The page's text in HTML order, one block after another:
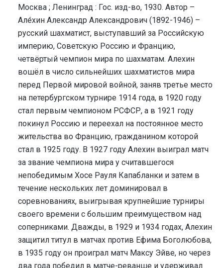
Москва ; Ленинград : Гос. изд-во, 1930. Автор –
Але́хин Александр Александрович (1892-1946) –
русский шахматист, выступавший за Российскую
империю, Советскую Россию и Францию,
четвёртый чемпион мира по шахматам. Алехин
вошёл в число сильнейших шахматистов мира
перед Первой мировой войной, заняв третье место
на петербургском турнире 1914 года, в 1920 году
стал первым чемпионом РСФСР, а в 1921 году
покинул Россию и переехал на постоянное место
жительства во Францию, гражданином которой
стал в 1925 году. В 1927 году Алехин выиграл матч
за звание чемпиона мира у считавшегося
непобедимым Хосе Рауля Капабланки и затем в
течение нескольких лет доминировал в
соревнованиях, выигрывая крупнейшие турниры
своего времени с большим преимуществом над
соперниками. Дважды, в 1929 и 1934 годах, Алехин
защитил титул в матчах против Ефима Боголюбова,
в 1935 году он проиграл матч Максу Эйве, но через
два года победил в матче-реванше и удерживал